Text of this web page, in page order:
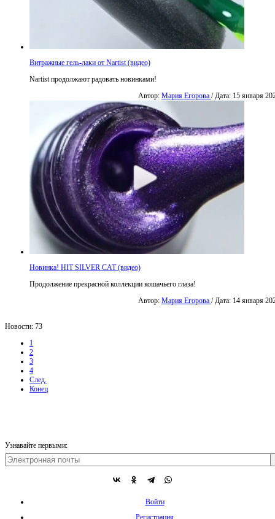
Витражные гель-лаки от Nartist (видео)
Nartist продолжают радовать новинками!
Автор: Мария Егорова / Дата: 15 января
Новинка! HIT SILVER CAT (видео)
Продолжение прекрасной коллекции кошачьего глаза!
Автор: Мария Егорова / Дата: 14 января
Новости: 73
1
2
3
4
След.
Конец
Узнавайте первыми:
Войти
Регистрация